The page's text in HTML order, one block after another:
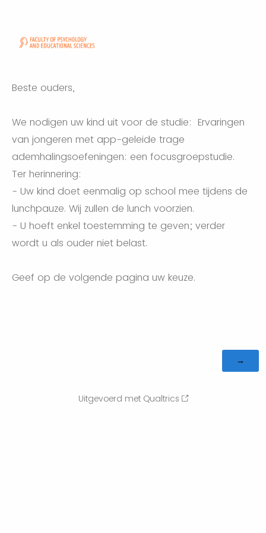
Beste ouders,
We nodigen uw kind uit voor de studie: Ervaringen
van jongeren met app-geleide trage
ademhalingsoefeningen: een focusgroepstudie.
Ter herinnering:
- Uw kind doet eenmalig op school mee tijdens de
lunchpauze. Wij zullen de lunch voorzien.
- U hoeft enkel toestemming te geven; verder
wordt u als ouder niet belast.
Geef op de volgende pagina uw keuze.
Uitgevoerd met Qualtrics